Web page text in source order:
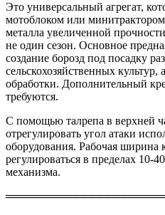
Это универсальный агрегат,
мотоблоком или
металла увеличенной
не один сезон. Основное
создание борозд под посадку
сельскохозяйственных
обработки. Дополнительный
требуются.
С помощью талрепа в верхней
отрегулировать угол атаки
оборудования. Рабочая ширина
регулироваться в пределах 10-
механизма.